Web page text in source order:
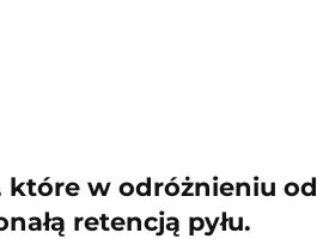
które w odróżnieniu od
retencją pyłu.